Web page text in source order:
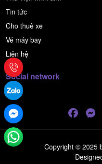
Tin tức
Cho thuê xe
Vé máy bay
Liên hệ
Social network
Copyright © 2025